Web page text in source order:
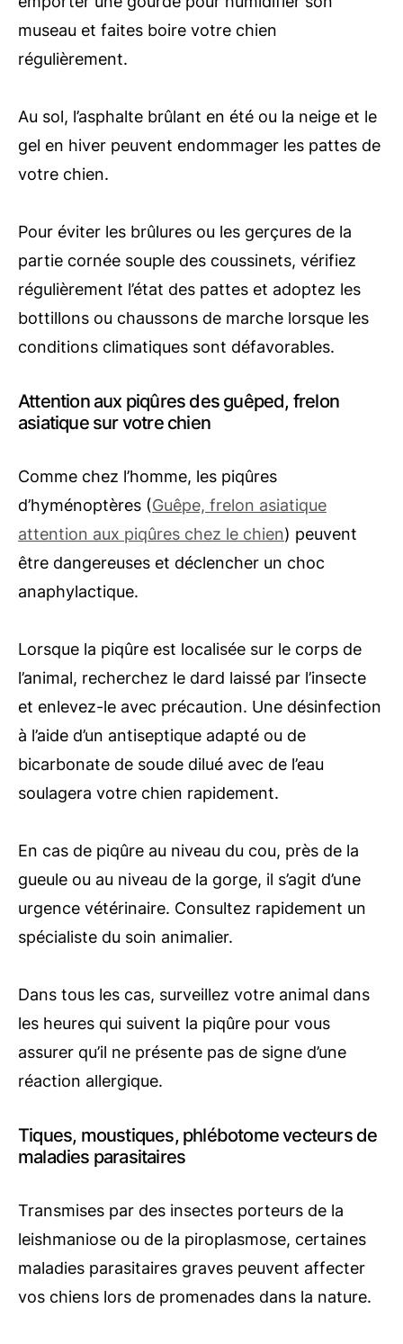
museau et faites boire votre chien
régulièrement.
Au sol, l’asphalte brûlant en été ou la neige et le
gel en hiver peuvent endommager les pattes de
votre chien.
Pour éviter les brûlures ou les gerçures de la
partie cornée souple des coussinets, vérifiez
régulièrement l’état des pattes et adoptez les
bottillons ou chaussons de marche lorsque les
conditions climatiques sont défavorables.
Attention aux piqûres des guêped, frelon
asiatique sur votre chien
Comme chez l’homme, les piqûres
d’hyménoptères (Guêpe, frelon asiatique
attention aux piqûres chez le chien) peuvent
être dangereuses et déclencher un choc
anaphylactique.
Lorsque la piqûre est localisée sur le corps de
l’animal, recherchez le dard laissé par l’insecte
et enlevez-le avec précaution. Une désinfection
à l’aide d’un antiseptique adapté ou de
bicarbonate de soude dilué avec de l’eau
soulagera votre chien rapidement.
En cas de piqûre au niveau du cou, près de la
gueule ou au niveau de la gorge, il s’agit d’une
urgence vétérinaire. Consultez rapidement un
spécialiste du soin animalier.
Dans tous les cas, surveillez votre animal dans
les heures qui suivent la piqûre pour vous
assurer qu’il ne présente pas de signe d’une
réaction allergique.
Tiques, moustiques, phlébotome vecteurs de
maladies parasitaires
Transmises par des insectes porteurs de la
leishmaniose ou de la piroplasmose, certaines
maladies parasitaires graves peuvent affecter
vos chiens lors de promenades dans la nature.